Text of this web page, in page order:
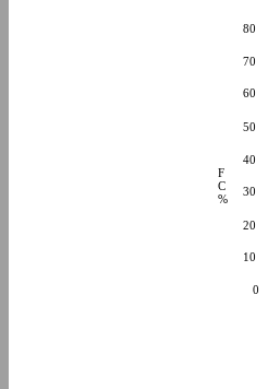
0
10
20
30
40
50
60
70
80
F
C
%